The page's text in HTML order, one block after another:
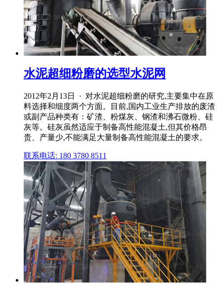
水泥超细粉磨的选型水泥网
2012年2月13日 · 对水泥超细粉磨的研究,主要集中在原
料选择和细度两个方面。目前,国内工业生产排放的废渣
或副产品种类有：矿渣、粉煤灰、钢渣和沸石微粉、硅
灰等。硅灰虽然适应于制备高性能混凝土,但其价格昂
贵、产量少,不能满足大量制备高性能混凝土的要求。
联系电话: 180 3780 8511